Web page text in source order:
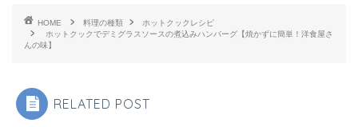
HOME 料理の種類
ホットクックレシピ
ホットクックでデミグラスソースの煮込みハンバーグ【焼かずに簡単！洋食屋さ
んの味】
RELATED POST